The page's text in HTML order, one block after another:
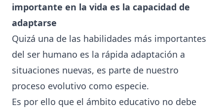
importante en la vida es la capacidad de
adaptarse
Quizá una de las habilidades más importantes
del ser humano es la rápida adaptación a
situaciones nuevas, es parte de nuestro
proceso evolutivo como especie.
Es por ello que el ámbito educativo no debe